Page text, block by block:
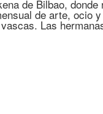
de Bilbao, donde
de arte, ocio
Las